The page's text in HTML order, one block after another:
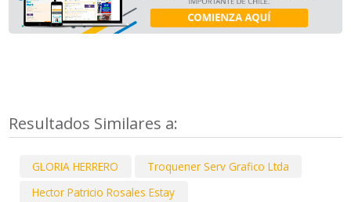
Resultados Similares a:
GLORIA HERRERO
Troquener Serv Grafico Ltda
Hector Patricio Rosales Estay